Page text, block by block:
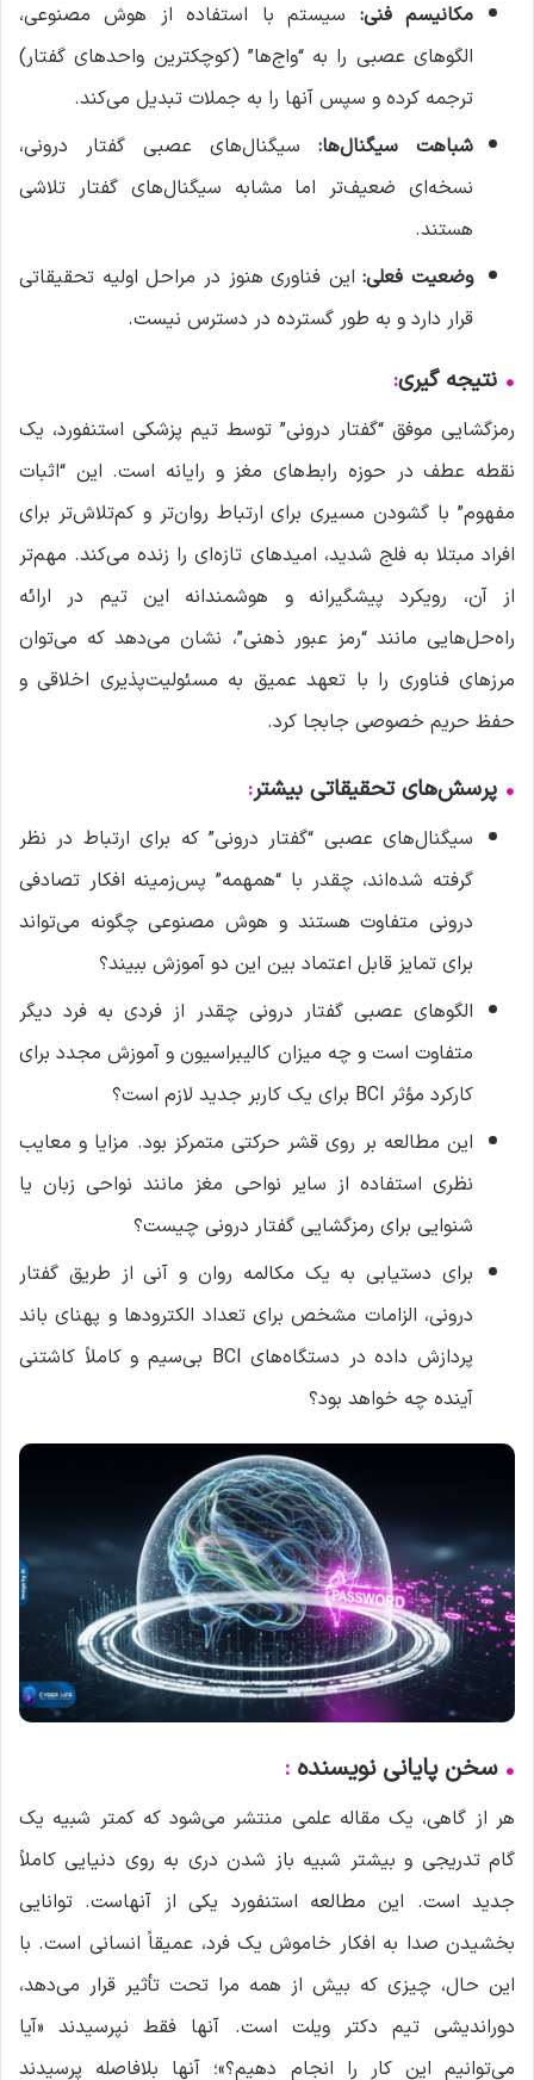
مکانیسم فنی: سیستم با استفاده از هوش مصنوعی،
الگوهای عصبی را به “واج‌ها” (کوچکترین واحدهای گفتار)
ترجمه کرده و سپس آنها را به جملات تبدیل می‌کند.
شباهت سیگنال‌ها: سیگنال‌های عصبی گفتار درونی،
نسخه‌ای ضعیف‌تر اما مشابه سیگنال‌های گفتار تلاشی
هستند.
وضعیت فعلی:این فناوری هنوز در مراحل اولیه تحقیقاتی
قرار دارد و به طور گسترده در دسترس نیست.
• نتیجه گیری:
رمزگشایی موفق “گفتار درونی” توسط تیم پزشکی استنفورد، یک
نقطه عطف در حوزه رابط‌های مغز و رایانه است. این “اثبات
مفهوم” با گشودن مسیری برای ارتباط روان‌تر و کم‌تلاش‌تر برای
افراد مبتلا به فلج شدید، امیدهای تازه‌ای را زنده می‌کند. مهم‌تر
از آن، رویکرد پیشگیرانه و هوشمندانه این تیم در ارائه
راه‌حل‌هایی مانند “رمز عبور ذهنی”، نشان می‌دهد که می‌توان
مرزهای فناوری را با تعهد عمیق به مسئولیت‌پذیری اخلاقی و
حفظ حریم خصوصی جابجا کرد.
• پرسش‌های تحقیقاتی بیشتر:
سیگنال‌های عصبی “گفتار درونی” که برای ارتباط در نظر
گرفته شده‌اند، چقدر با “همهمه” پس‌زمینه افکار تصادفی
درونی متفاوت هستند و هوش مصنوعی چگونه می‌تواند
برای تمایز قابل اعتماد بین این دو آموزش ببیند؟
الگوهای عصبی گفتار درونی چقدر از فردی به فرد دیگر
متفاوت است و چه میزان کالیبراسیون و آموزش مجدد برای
کارکرد مؤثر BCI برای یک کاربر جدید لازم است؟
این مطالعه بر روی قشر حرکتی متمرکز بود. مزایا و معایب
نظری استفاده از سایر نواحی مغز مانند نواحی زبان یا
شنوایی برای رمزگشایی گفتار درونی چیست؟
برای دستیابی به یک مکالمه روان و آنی از طریق گفتار
درونی، الزامات مشخص برای تعداد الکترودها و پهنای باند
پردازش داده در دستگاه‌های BCI بی‌سیم و کاملاً کاشتنی
آینده چه خواهد بود؟
•سخن پایانی نویسنده :
هر از گاهی، یک مقاله علمی منتشر می‌شود که کمتر شبیه یک
گام تدریجی و بیشتر شبیه باز شدن دری به روی دنیایی کاملاً
جدید است. این مطالعه استنفورد یکی از آنهاست. توانایی
بخشیدن صدا به افکار خاموش یک فرد، عمیقاً انسانی است. با
این حال، چیزی که بیش از همه مرا تحت تأثیر قرار می‌دهد،
دوراندیشی تیم دکتر ویلت است. آنها فقط نپرسیدند «آیا
می‌توانیم این کار را انجام دهیم؟»؛ آنها بلافاصله پرسیدند